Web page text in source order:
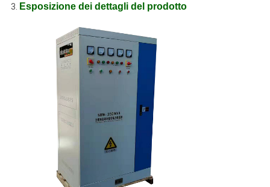
3. Esposizione dei dettagli del prodotto